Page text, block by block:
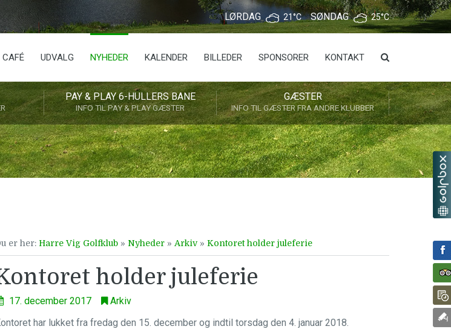
LØRDAG 21°C SØNDAG 25°C
CAFÉ UDVALG NYHEDER KALENDER BILLEDER SPONSORER KONTAKT
PAY & PLAY 6-HULLERS BANE
INFO TIL PAY & PLAY GÆSTER
GÆSTER
INFO TIL GÆSTER FRA ANDRE KLUBBER
er her: Harre Vig Golfklub» Nyheder» Arkiv» Kontoret holder juleferie
holder juleferie
17. december 2017
Arkiv
har lukket fra fredag den 15. december og indtil torsdag den 4. januar 2018.